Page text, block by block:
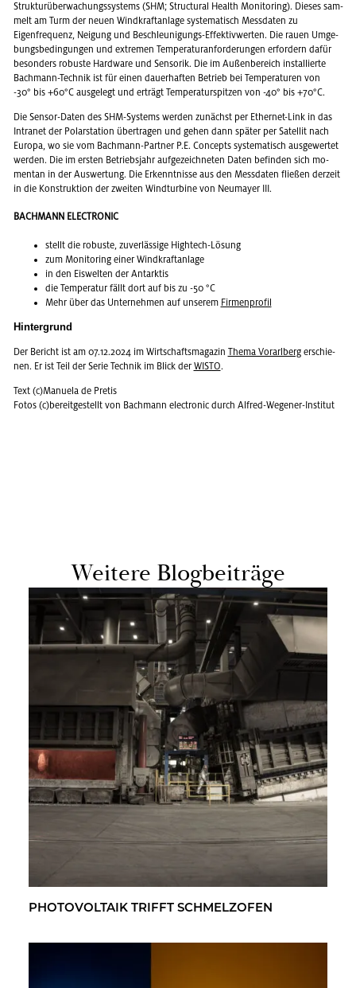
Struk­tur­über­wa­chungs­sys­tems (SHM; Struc­tu­ral Health Mo­ni­to­ring). Die­ses sam­
melt am Turm der neuen Wind­kraft­an­la­ge sys­te­ma­tisch Mess­da­ten zu
Ei­gen­fre­quenz, Nei­gung und Be­schleu­ni­gungs-Ef­fek­tiv­wer­ten. Die rauen Um­ge­
bungs­be­din­gun­gen und ex­tre­men Tem­pe­ra­tur­an­for­de­run­gen er­for­dern dafür
be­son­ders ro­bus­te Hard­ware und Sen­so­rik. Die im Au­ßen­be­reich in­stal­lier­te
Bach­mann-Tech­nik ist für einen dau­er­haf­ten Be­trieb bei Tem­pe­ra­tu­ren von
-30° bis +60°C aus­ge­legt und er­trägt Tem­pe­ra­tur­spit­zen von -40° bis +70°C.
Die Sen­sor-Daten des SHM-Sys­tems wer­den zu­nächst per Ether­net-Link in das
In­tra­net der Po­lar­sta­ti­on über­tra­gen und gehen dann spä­ter per Sa­tel­lit nach
Eu­ro­pa, wo sie vom Bach­mann-Part­ner P.E. Con­cepts sys­te­ma­tisch aus­ge­wer­tet
wer­den. Die im ers­ten Be­triebs­jahr auf­ge­zeich­ne­ten Daten be­fin­den sich mo­
men­tan in der Aus­wer­tung. Die Er­kennt­nis­se aus den Mess­da­ten flie­ßen der­zeit
in die Kon­struk­ti­on der zwei­ten Wind­tur­bi­ne von Neu­may­er III.
BACHMANN ELECTRONIC
stellt die ro­bus­te, zu­ver­läs­si­ge High­tech-Lö­sung
zum Mo­ni­to­ring einer Wind­kraft­an­la­ge
in den Eis­wel­ten der Ant­ark­tis
die Tem­pe­ra­tur fällt dort auf bis zu -50 °C
Mehr über das Un­ter­neh­men auf un­se­rem Fir­men­pro­fil
Hin­ter­grund
Der Be­richt ist am 07.12.2024 im Wirt­schafts­ma­ga­zin Thema Vor­arl­berger­schie­
nen. Er ist Teil der Serie Tech­nik im Blick der WISTO.
Text (c)Ma­nue­la de Pre­tis
Fotos (c)be­reit­ge­stellt von Bach­mann elec­tro­nic durch Al­fred-We­ge­ner-In­sti­tut
Wei­te­re Blog­bei­trä­ge
PHO­TO­VOL­TA­IK TRIFFT SCHMELZ­OFEN